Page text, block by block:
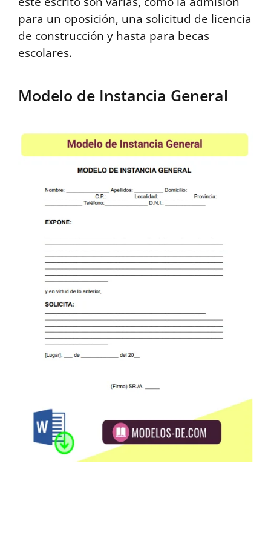
para un oposición, una solicitud de licencia
de construcción y hasta para becas
escolares.
Modelo de Instancia General